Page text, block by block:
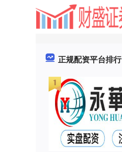
正规配资平台排行